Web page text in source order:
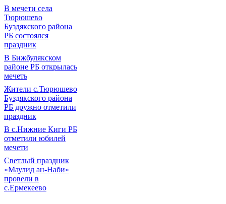
В мечети села
Тюрюшево
Буздякского района
РБ состоялся
праздник
В Бижбулякском
районе РБ открылась
мечеть
Жители с.Тюрюшево
Буздякского района
РБ дружно отметили
праздник
В с.Нижние Киги РБ
отметили юбилей
мечети
Светлый праздник
«Маулид ан-Наби»
провели в
с.Ермекеево